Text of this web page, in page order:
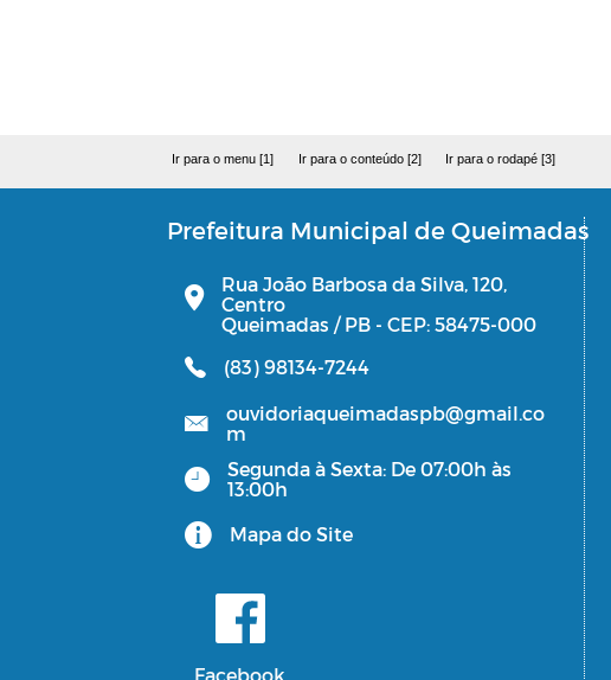
Ir para o menu [1] Ir para o conteúdo [2] Ir para o rodapé [3]
Prefeitura Municipal de Queimadas
Rua João Barbosa da Silva, 120,
Centro
Queimadas / PB - CEP: 58475-000
(83) 98134-7244
ouvidoriaqueimadaspb@gmail.co
m
Segunda à Sexta: De 07:00h às
13:00h
Mapa do Site
Facebook